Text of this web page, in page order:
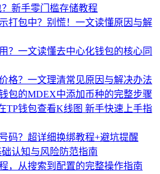
新手零门槛存储教程
打包中？别慌！一文读懂原因与解
？一文读懂去中心化钱包的核心同
格？一文理清常见原因与解决办法
包的MDEX中添加币种的完整步骤
TP钱包查看K线图 新手快速上手指
码？超详细换绑教程+避坑提醒
认知与风险防范指南
，从搜索到配置的完整操作指南